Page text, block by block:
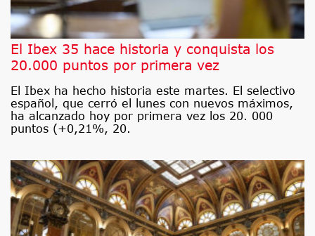
El Ibex 35 hace historia y conquista los
20.000 puntos por primera vez
El Ibex ha hecho historia este martes. El selectivo
español, que cerró el lunes con nuevos máximos,
ha alcanzado hoy por primera vez los 20. 000
puntos (+0,21%, 20.